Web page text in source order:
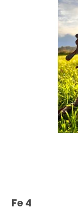
Fe 4